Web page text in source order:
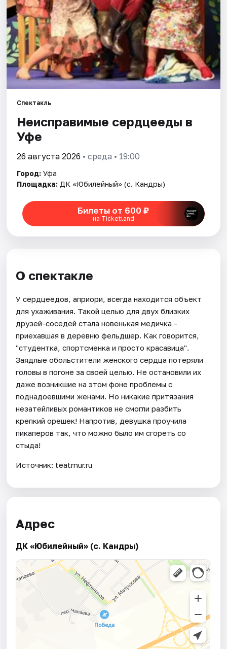
Города
Площадки
Артисты
Рейтинги
Спектакль
Неисправимые сердцееды в
Уфе
26 августа 2026 • среда • 19:00
Город: Уфа
Площадка: ДК «Юбилейный» (с. Кандры)
Билеты от 600 ₽
на Ticketland
О спектакле
У сердцеедов, априори, всегда находится объект
для ухаживания. Такой целью для двух близких
друзей-соседей стала новенькая медичка -
приехавшая в деревню фельдшер. Как говорится,
"студентка, спортсменка и просто красавица".
Заядлые обольстители женского сердца потеряли
головы в погоне за своей целью. Не остановили их
даже возникшие на этом фоне проблемы с
поднадоевшими женами. Но никакие притязания
незатейливых романтиков не смогли разбить
крепкий орешек! Напротив, девушка проучила
пикаперов так, что можно было им сгореть со
стыда!
Источник: teatrnur.ru
Адрес
ДК «Юбилейный» (с. Кандры)